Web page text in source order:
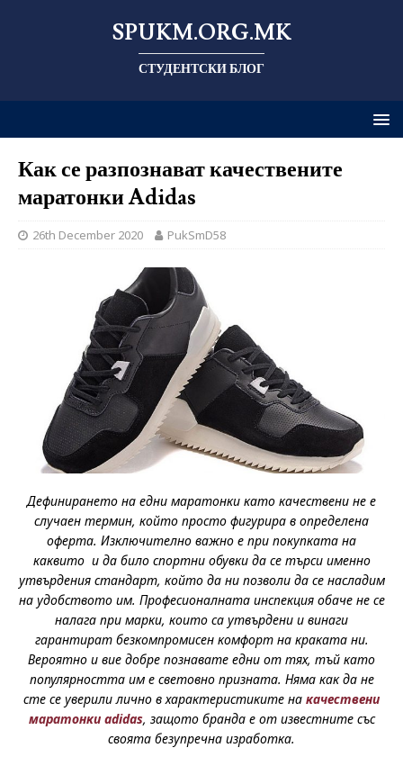
SPUKM.ORG.MK
СТУДЕНТСКИ БЛОГ
Как се разпознават качествените
маратонки Adidas
26th December 2020 PukSmD58
Дефинирането на едни маратонки като качествени не е
случаен термин, който просто фигурира в определена
оферта. Изключително важно е при покупката на
каквито и да било спортни обувки да се търси именно
утвърдения стандарт, който да ни позволи да се насладим
на удобството им. Професионалната инспекция обаче не се
налага при марки, които са утвърдени и винаги
гарантират безкомпромисен комфорт на краката ни.
Вероятно и вие добре познавате едни от тях, тъй като
популярността им е световно призната. Няма как да не
сте се уверили лично в характеристиките на качествени
маратонки adidas, защото бранда е от известните със
своята безупречна изработка.